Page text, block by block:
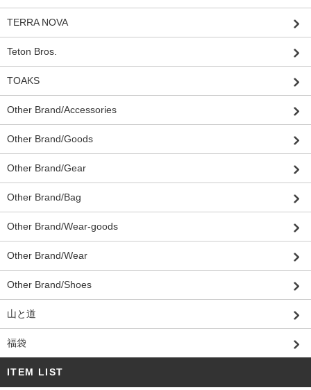
TERRA NOVA
Teton Bros.
TOAKS
Other Brand/Accessories
Other Brand/Goods
Other Brand/Gear
Other Brand/Bag
Other Brand/Wear-goods
Other Brand/Wear
Other Brand/Shoes
山と道
福袋
ITEM LIST